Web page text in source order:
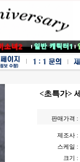
<초특가>
판매가격 :
제조사 :
스케일 :
크기 :